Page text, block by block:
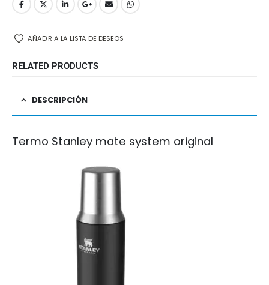
AÑADIR A LA LISTA DE DESEOS
RELATED PRODUCTS
DESCRIPCIÓN
Termo Stanley mate system original